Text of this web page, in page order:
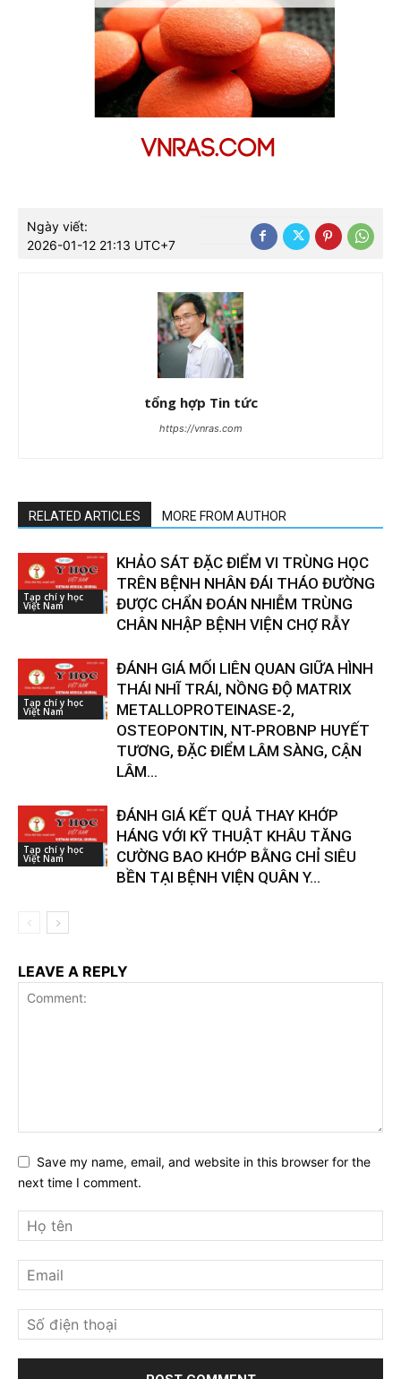
Ngày viết:
2026-01-12 21:13 UTC+7
tổng hợp Tin tức
https://vnras.com
RELATED ARTICLES MORE FROM AUTHOR
Tạp chí y học
Việt Nam
KHẢO SÁT ĐẶC ĐIỂM VI TRÙNG HỌC
TRÊN BỆNH NHÂN ĐÁI THÁO ĐƯỜNG
ĐƯỢC CHẨN ĐOÁN NHIỄM TRÙNG
CHÂN NHẬP BỆNH VIỆN CHỢ RẪY
Tạp chí y học
Việt Nam
ĐÁNH GIÁ MỐI LIÊN QUAN GIỮA HÌNH
THÁI NHĨ TRÁI, NỒNG ĐỘ MATRIX
METALLOPROTEINASE-2,
OSTEOPONTIN, NT-PROBNP HUYẾT
TƯƠNG, ĐẶC ĐIỂM LÂM SÀNG, CẬN
LÂM...
Tạp chí y học
Việt Nam
ĐÁNH GIÁ KẾT QUẢ THAY KHỚP
HÁNG VỚI KỸ THUẬT KHÂU TĂNG
CƯỜNG BAO KHỚP BẰNG CHỈ SIÊU
BỀN TẠI BỆNH VIỆN QUÂN Y...
LEAVE A REPLY
Save my name, email, and website in this browser for the
next time I comment.